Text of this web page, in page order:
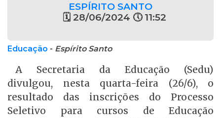
ESPÍRITO SANTO
🗓 28/06/2024 🕔 11:52
Educação - Espírito Santo
A Secretaria da Educação (Sedu)
divulgou, nesta quarta-feira (26/6), o
resultado das inscrições do Processo
Seletivo para cursos de Educação